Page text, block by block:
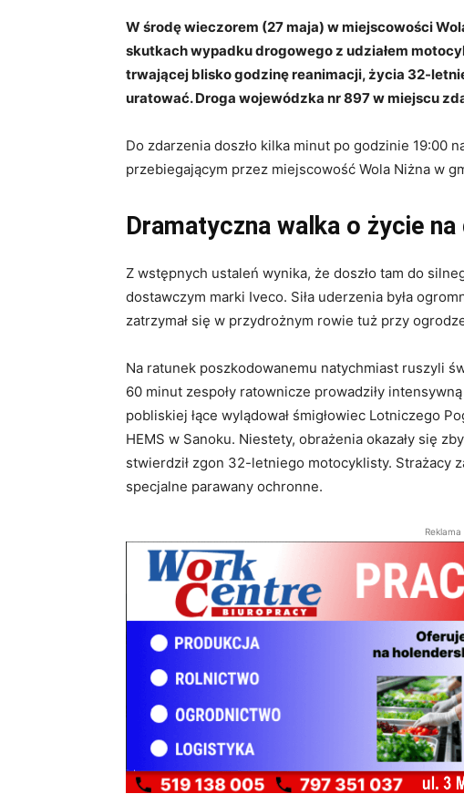
W środę wieczorem (27 maja) w miejscowości
skutkach wypadku drogowego z udziałem
trwającej blisko godzinę reanimacji, życia 32-
uratować. Droga wojewódzka nr 897 w miejscu
Do zdarzenia doszło kilka minut po godzinie 19:00
przebiegającym przez miejscowość Wola Niżna w
Dramatyczna walka o życie
Z wstępnych ustaleń wynika, że doszło tam do
dostawczym marki Iveco. Siła uderzenia była
zatrzymał się w przydrożnym rowie tuż przy
Na ratunek poszkodowanemu natychmiast ruszyli
60 minut zespoły ratownicze prowadziły
pobliskiej łące wylądował śmigłowiec Lotniczego
HEMS w Sanoku. Niestety, obrażenia okazały się
stwierdził zgon 32-letniego motocyklisty. Strażacy
specjalne parawany ochronne.
Reklama